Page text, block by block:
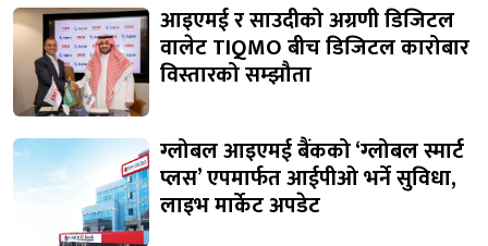
आइएमई र साउदीको अग्रणी डिजिटल
वालेट TIQMO बीच डिजिटल कारोबार
विस्तारको सम्झौता
ग्लोबल आइएमई बैंकको ‘ग्लोबल स्मार्ट
प्लस’ एपमार्फत आईपीओ भर्ने सुविधा,
लाइभ मार्केट अपडेट